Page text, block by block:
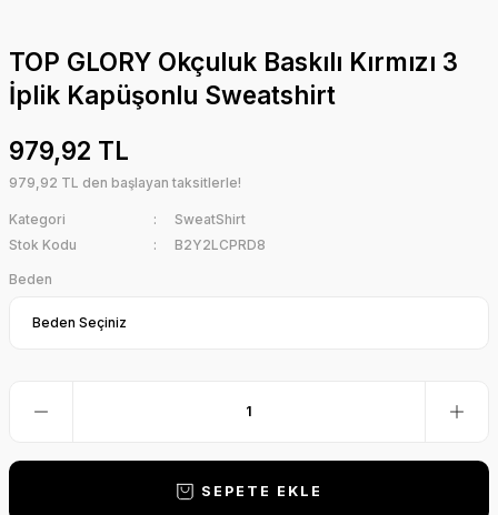
TOP GLORY Okçuluk Baskılı Kırmızı 3
İplik Kapüşonlu Sweatshirt
979,92 TL
979,92 TL den başlayan taksitlerle!
Kategori
SweatShirt
Stok Kodu
B2Y2LCPRD8
Beden
SEPETE EKLE